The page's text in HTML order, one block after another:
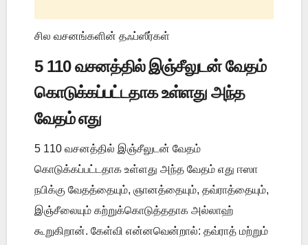
சில வசனங்களின் தஃப்ஸீர்கள்
5 110 வசனத்தில் இஞ்சீலுடன் வேதம்
கொடுக்கப்பட்டதாக உள்ளது அந்த
வேதம் எது
5 110 வசனத்தில் இஞ்சீலுடன் வேதம்
கொடுக்கப்பட்டதாக உள்ளது அந்த வேதம் எது ஈஸா
நபிக்கு வேதத்தையும், ஞானத்தையும், தவ்ராத்தையும்,
இஞ்சீலையும் கற்றுக்கொடுத்ததாக அல்லாஹ்
கூறுகிறான். கேள்வி என்னவென்றால்: தவ்ராத் மற்றும்